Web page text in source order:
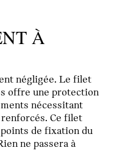
À
négligée. Le filet
offre une protection
nécessitant
Ce filet
de fixation du
ne passera à